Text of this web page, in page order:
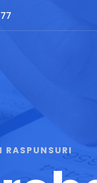
RASPUNSURI